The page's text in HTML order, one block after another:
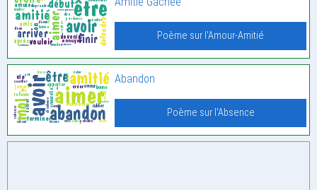
Poème sur l'Amour-Amitié
Abandon
Poème sur l'Absence